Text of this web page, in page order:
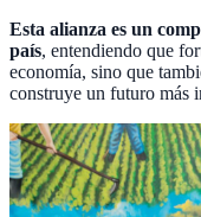
Esta alianza es un
país, entendiendo que
economía, sino que
construye un futuro más